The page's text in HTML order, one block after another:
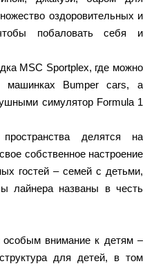
оздоровительных и
побаловать себя и
MSC Sportplex, где можно
машинках Bumper cars, а
симулятор Formula 1
делятся на
собственное настроение
гостей – семей с детьми,
лайнера названы в честь
особым внимание к детям –
для детей, в том